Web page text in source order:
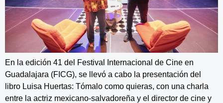
En la edición 41 del Festival Internacional de Cine en
Guadalajara (FICG), se llevó a cabo la presentación del
libro Luisa Huertas: Tómalo como quieras, con una charla
entre la actriz mexicano-salvadoreña y el director de cine y